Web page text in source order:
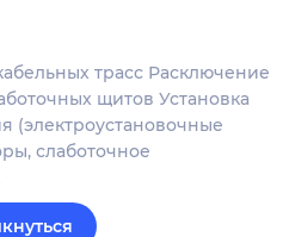
трасс Расключение
щитов Установка
(электроустановочные
слаботочное